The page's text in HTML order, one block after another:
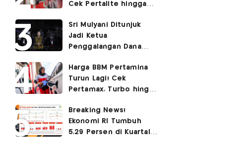
Cek Pertalite hingga
Turun
Sri Mulyani Ditunjuk
Jadi Ketua
Penggalangan Dana
Harga BBM Pertamina
Turun Lagi! Cek
Pertamax, Turbo hingga
Agustus 2026
Breaking News!
Ekonomi RI Tumbuh
5,29 Persen di Kuartal